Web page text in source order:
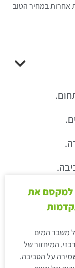
אחרות במחיר הטוב
למקסם את
משבר המים
המיחזור של
על הסביבה.